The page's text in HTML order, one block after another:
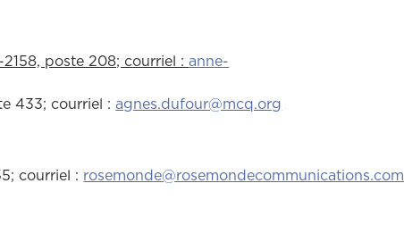
2158, poste 208; courriel :anne-
433; courriel :agnes.dufour@mcq.org
courriel : rosemonde@rosemondecommunications.com